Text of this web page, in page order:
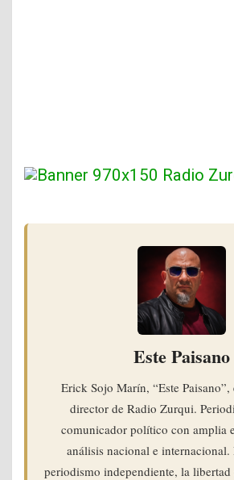
Este Paisano
Erick Sojo Marín, “Este
director de Radio Zurqui.
comunicador político con amplia
análisis nacional e internacional.
periodismo independiente, la